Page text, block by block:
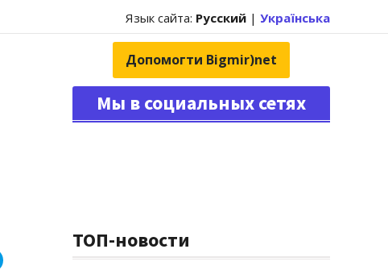
Язык сайта: Русский | Українська
Допомогти Bigmir)net
Мы в социальных сетях
ТОП-новости